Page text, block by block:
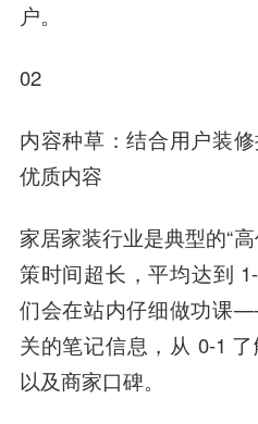
户。
02
内容种草：结合用户装
优质内容
家居家装行业是典型的“
策时间超长，平均达到
们会在站内仔细做功课
关的笔记信息，从 0-1
以及商家口碑。